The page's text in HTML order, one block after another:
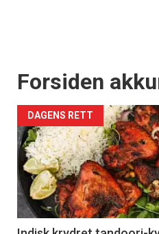
Forsiden
DAGENS RETT